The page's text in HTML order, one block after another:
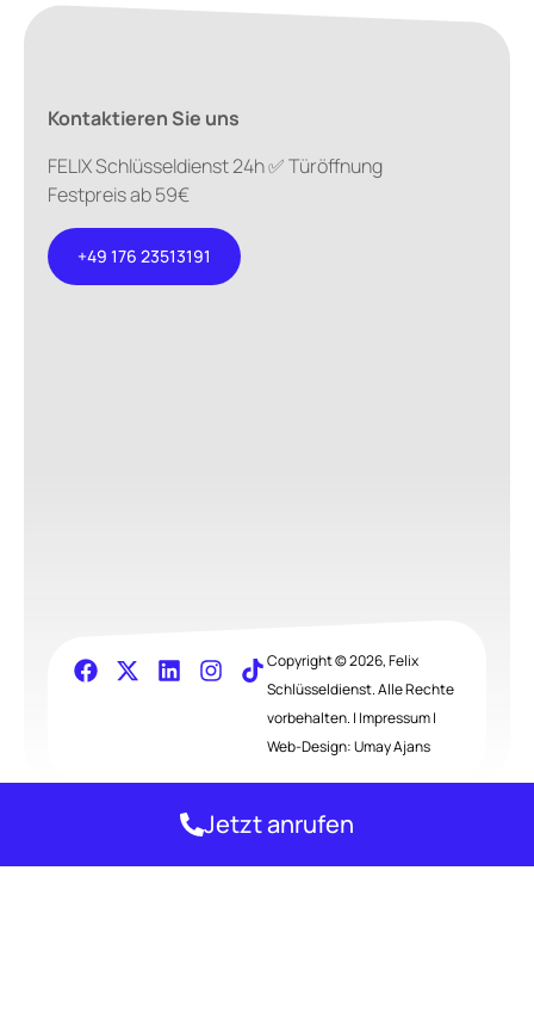
Kontaktieren Sie uns
FELIX Schlüsseldienst 24h ✅ Türöffnung
Festpreis ab 59€
+49 176 23513191
Copyright © 2026, Felix
Schlüsseldienst. Alle Rechte
vorbehalten. | Impressum|
Web-Design:Umay Ajans
Jetzt anrufen